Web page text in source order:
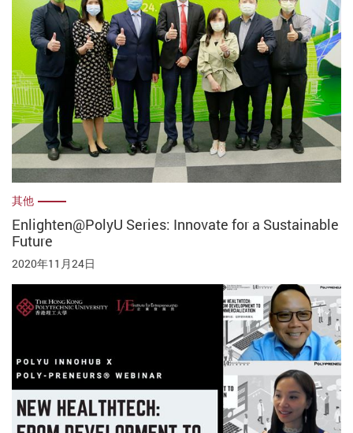
其他
Enlighten@PolyU Series: Innovate for a Sustainable
Future
2020年11月24日